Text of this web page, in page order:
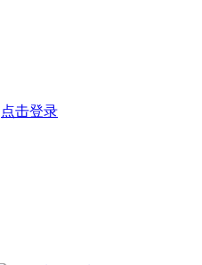
点击登录